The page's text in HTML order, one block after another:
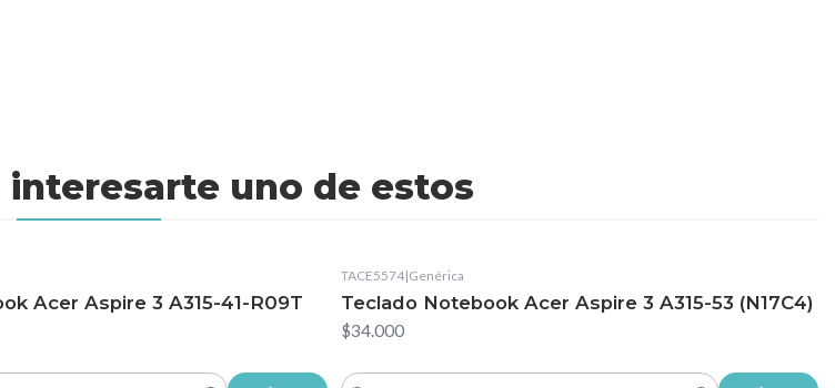
uno de estos
Acer Aspire 3 A315-41-R09T
TACE5574|Genérica
Teclado Notebook Acer Aspire 3 A315-53 (N17C4)
$34.000